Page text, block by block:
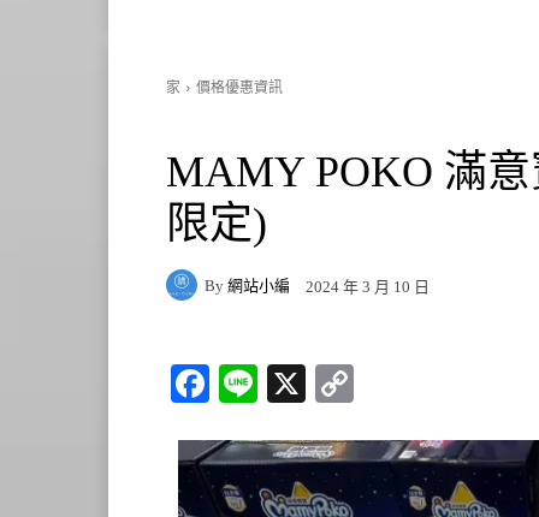
家 價格優惠資訊
MAMY POKO 滿
限定)
By 網站小編 2024 年 3 月 10 日
Fa
bo
ok
Li
X
y
Li